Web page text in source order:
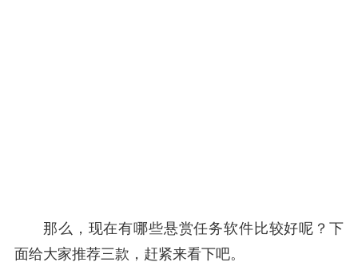
那么，现在有哪些悬赏任务软件比较好呢？下
面给大家推荐三款，赶紧来看下吧。